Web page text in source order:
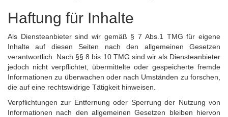
Haftung für Inhalte
Als Diensteanbieter sind wir gemäß § 7 Abs.1 TMG für eigene
Inhalte auf diesen Seiten nach den allgemeinen Gesetzen
verantwortlich. Nach §§ 8 bis 10 TMG sind wir als Diensteanbieter
jedoch nicht verpflichtet, übermittelte oder gespeicherte fremde
Informationen zu überwachen oder nach Umständen zu forschen,
die auf eine rechtswidrige Tätigkeit hinweisen.
Verpflichtungen zur Entfernung oder Sperrung der Nutzung von
Informationen nach den allgemeinen Gesetzen bleiben hiervon